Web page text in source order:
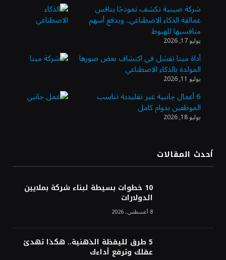
وزير الاستثمار: الموافقة على رخصة مزاولة
الأنشطة المالية عابرة الحدود تطوير للبيئة
الاستثمارية
الذهب يسجل أعلى مستوى في أسبوعين بدعم
من تراجع الدولار
الدولار الأمريكي يتراجع قرب أدنى مستوياته
ترقب تطورات الوساطة بشأن الحرب
شركة صينية تكشف نموذجًا ينافس
عمالقة الذكاء الاصطناعي.. ويدفع أسهم
منافسيها للهبوط
يوليو 17, 2026
أداة ميتا تفشل في اكتشاف بعض صورها
المولدة بالذكاء الاصطناعي
يوليو 11, 2026
6 أعمال جانبية غير تقليدية تناسب
الموظفين بدوام كامل
يوليو 18, 2026
أحدث المقالات
10 خطوات بسيطة لبناء شركة بملايين
الدولارات
8 أغسطس، 2026
5 طرق لليقظة الذهنية.. هكذا تهدئ
عقلك وترفع أداءك